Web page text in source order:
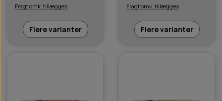
Fragt omk. tillægges
Flere varianter
Fragt omk. tillægges
Flere varianter